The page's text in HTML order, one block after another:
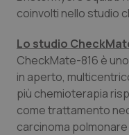
coinvolti nello studio
Lo studio
CheckMate-816 è
in aperto,
più chemioterapia
come trattamento
carcinoma
navigazione sulle
Nome